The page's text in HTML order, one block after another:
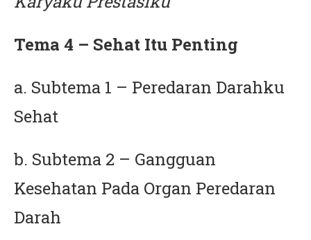
Tema 4 – Sehat Itu Penting
a. Subtema 1 – Peredaran Darahku
Sehat
b. Subtema 2 – Gangguan
Kesehatan Pada Organ Peredaran
Darah